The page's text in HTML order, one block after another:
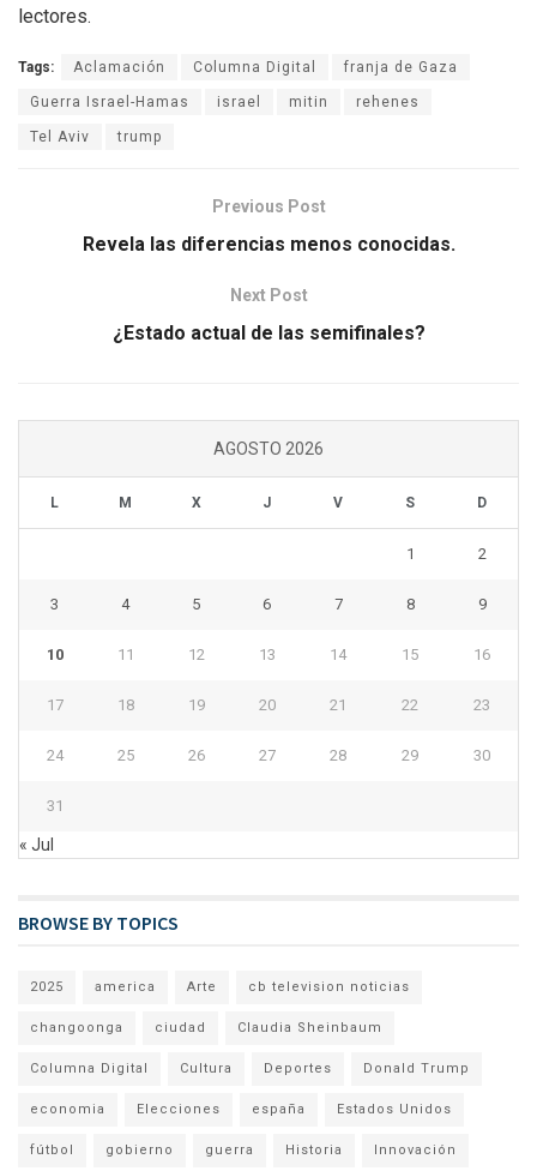
lectores.
Tags: Aclamación Columna Digital franja de Gaza
Guerra Israel-Hamas israel mitin rehenes
Tel Aviv trump
Previous Post
Revela las diferencias menos conocidas.
Next Post
¿Estado actual de las semifinales?
AGOSTO 2026
L M X J V S D
1 2
3 4 5 6 7 8 9
10 11 12 13 14 15 16
17 18 19 20 21 22 23
24 25 26 27 28 29 30
31
« Jul
BROWSE BY TOPICS
2025 america Arte cb television noticias
changoonga ciudad Claudia Sheinbaum
Columna Digital Cultura Deportes Donald Trump
economia Elecciones españa Estados Unidos
fútbol gobierno guerra Historia Innovación